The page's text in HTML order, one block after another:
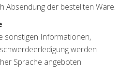
Absendung der bestellten Ware.
sonstigen Informationen,
werden
Sprache angeboten.